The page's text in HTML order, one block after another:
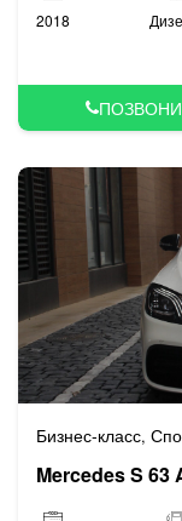
2018
Бизнес-класс,
Mercedes S 63